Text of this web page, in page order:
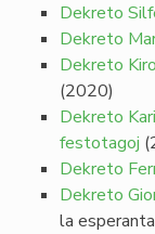
Dekreto
Dekreto
Dekreto
(2020)
Dekreto
festotagoj
Dekreto
Dekreto
la